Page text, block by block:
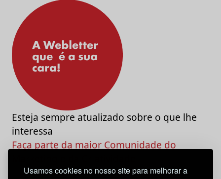
Usamos cookies no nosso site para melhorar a
Esteja sempre atualizado sobre o que lhe
interessa
Faça parte da maior Comunidade do